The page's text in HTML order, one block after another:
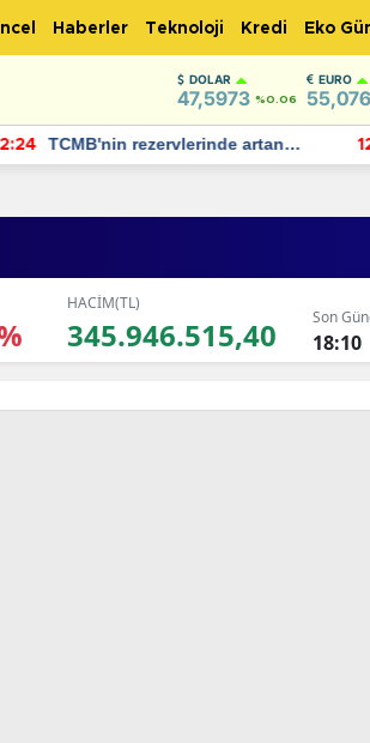
Haberler Teknoloji Kredi Eko
DOLAR
47,5973 %0.06
EURO
TCMB'nin rezervlerinde artan
momentum devam ediyor
HACİM(TL)
345.946.515,40 Son
18:10